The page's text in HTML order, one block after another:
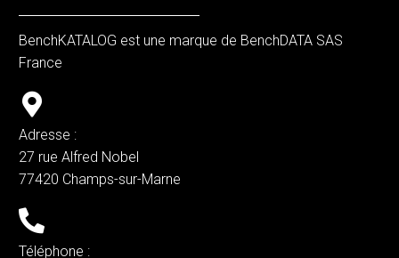
BenchKATALOG est une marque de BenchDATA SAS
France
Adresse :
27 rue Alfred Nobel
77420 Champs-sur-Marne
Téléphone :